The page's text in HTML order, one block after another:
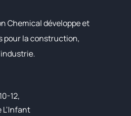
Chemical développe et
pour la construction,
12,